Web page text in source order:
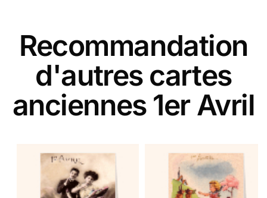
Recommandation
d'autres cartes
anciennes 1er Avril